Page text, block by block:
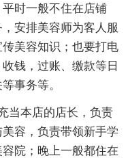
时一般不住在店铺
安排美容师为客人服
美容知识；也要打电
钱，过账、缴款等日
事务等。
当本店的店长，负责
容，负责带领新手学
院；晚上一般都住在